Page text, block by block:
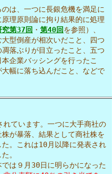
は、一つに長銀危機を満足に
理原則論に拘り結果的に処理
第37回 ・ 第40回 を参照）、
型倒産が相次いだこと、四つ
落ぶりが目立ったこと、五つ
企業バッシングを行ったこ
幅に落ち込んだこと、などで
ています。一つに大手商社の
が暴落、結果として商社株を
。これは10月以降に発表され
。
は９月30日に明らかになった